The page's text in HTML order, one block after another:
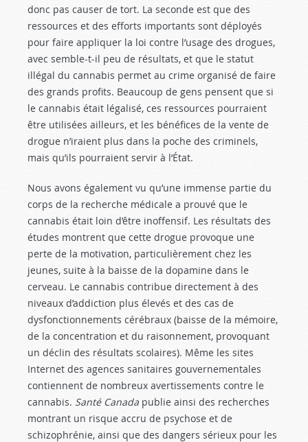
donc pas causer de tort. La seconde est que des
ressources et des efforts importants sont déployés
pour faire appliquer la loi contre l’usage des drogues,
avec semble-t-il peu de résultats, et que le statut
illégal du cannabis permet au crime organisé de faire
des grands profits. Beaucoup de gens pensent que si
le cannabis était légalisé, ces ressources pourraient
être utilisées ailleurs, et les bénéfices de la vente de
drogue n’iraient plus dans la poche des criminels,
mais qu’ils pourraient servir à l’État.
Nous avons également vu qu’une immense partie du
corps de la recherche médicale a prouvé que le
cannabis était loin d’être inoffensif. Les résultats des
études montrent que cette drogue provoque une
perte de la motivation, particulièrement chez les
jeunes, suite à la baisse de la dopamine dans le
cerveau. Le cannabis contribue directement à des
niveaux d’addiction plus élevés et des cas de
dysfonctionnements cérébraux (baisse de la mémoire,
de la concentration et du raisonnement, provoquant
un déclin des résultats scolaires). Même les sites
Internet des agences sanitaires gouvernementales
contiennent de nombreux avertissements contre le
cannabis. Santé Canada publie ainsi des recherches
montrant un risque accru de psychose et de
schizophrénie, ainsi que des dangers sérieux pour les